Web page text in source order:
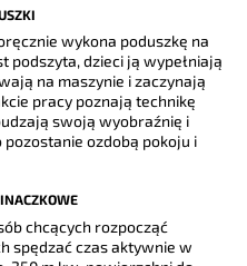
wykona poduszkę na
podszyta, dzieci ją wypełniają
na maszynie i zaczynają
pracy poznają technikę
swoją wyobraźnię i
ozdobą pokoju i
chcących rozpocząć
spędzać czas aktywnie w